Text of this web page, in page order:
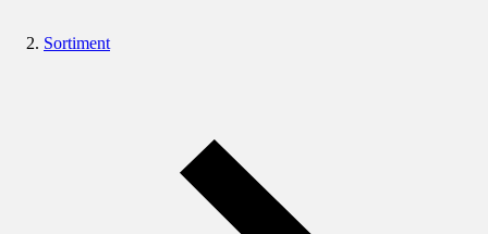
Sortiment